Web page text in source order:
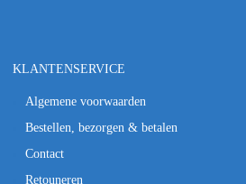
KLANTENSERVICE
Algemene voorwaarden
Bestellen, bezorgen & betalen
Contact
Retouneren